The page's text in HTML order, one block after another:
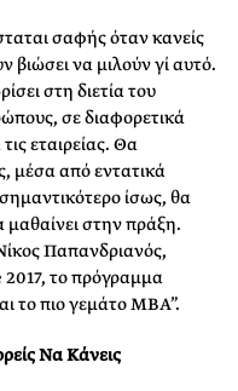
σαφής όταν κανείς
να μιλούν γι΄ αυτό.
στη διετία του
σε διαφορετικά
εταιρείας. Θα
μέσα από εντατικά
ίσως, θα
μαθαίνει στην πράξη.
Παπανδριανός,
το πρόγραμμα
το πιο γεμάτο MBA”.
Να Κάνεις